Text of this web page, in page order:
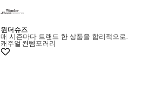
원더슈즈
매 시즌마다 트랜드 한 상품을 합리적으로.
캐주얼 컨템포러리